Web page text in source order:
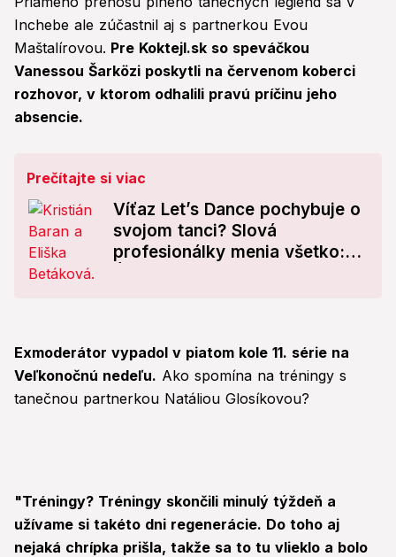
Inchebe ale zúčastnil aj s partnerkou Evou
Maštalírovou. Pre Koktejl.sk so speváčkou
Vanessou Šarközi poskytli na červenom koberci
rozhovor, v ktorom odhalili pravú príčinu jeho
absencie.
Prečítajte si viac
Víťaz Let’s Dance pochybuje o
svojom tanci? Slová
profesionálky menia všetko:
Exmoderátor vypadol v piatom kole 11. série na
Veľkonočnú nedeľu. Ako spomína na tréningy s
tanečnou partnerkou Natáliou Glosíkovou?
"Tréningy? Tréningy skončili minulý týždeň a
užívame si takéto dni regenerácie. Do toho aj
nejaká chrípka prišla, takže sa to tu vlieklo a bolo